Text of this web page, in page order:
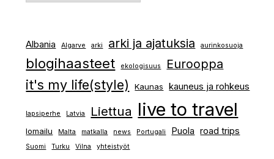
Albania Algarve arki arki ja ajatuksia aurinkosuoja
blogihaasteet ekologisuus Eurooppa
it's my life(style) Kaunas kauneus ja rohkeus
lapsiperhe Latvia Liettua live to travel
lomailu Malta matkalla news Portugali Puola road trips
Suomi Turku Vilna yhteistyöt